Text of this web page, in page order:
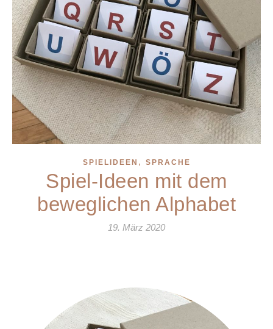
SPIELIDEEN , SPRACHE
Spiel-Ideen mit dem
beweglichen Alphabet
19. März 2020